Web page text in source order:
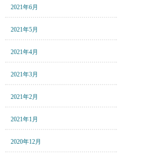
2021年6月
2021年5月
2021年4月
2021年3月
2021年2月
2021年1月
2020年12月